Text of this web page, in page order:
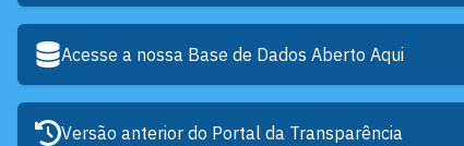
Acesse a nossa Base de Dados Aberto Aqui
Versão anterior do Portal da Transparência